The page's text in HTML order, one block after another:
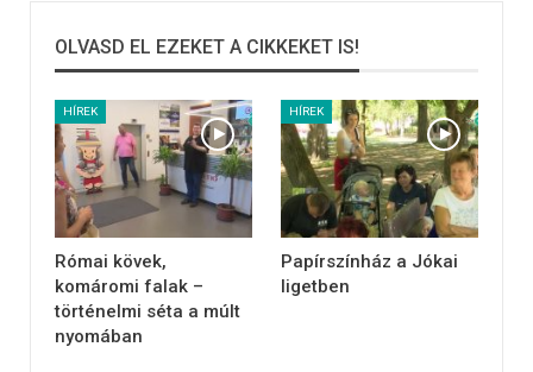
OLVASD EL EZEKET A CIKKEKET IS!
HÍREK
Római kövek,
komáromi falak –
történelmi séta a múlt
nyomában
HÍREK
Papírszínház a Jókai
ligetben